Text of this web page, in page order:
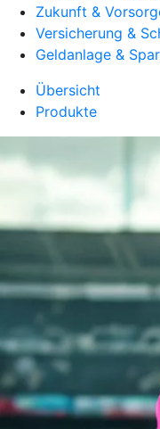
Zukunft &
Versicherung &
Geldanlage &
Übersicht
Produkte